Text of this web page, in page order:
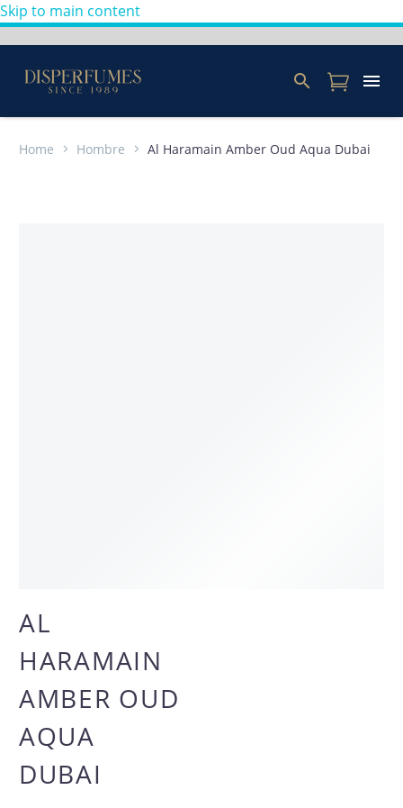
Skip to main content
Home Hombre Al Haramain Amber Oud Aqua Dubai
AL
HARAMAIN
AMBER OUD
AQUA
DUBAI